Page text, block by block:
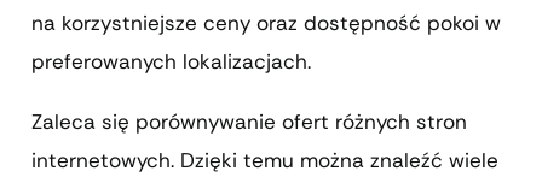
na korzystniejsze ceny oraz dostępność pokoi w
preferowanych lokalizacjach.
Zaleca się porównywanie ofert różnych stron
internetowych. Dzięki temu można znaleźć wiele